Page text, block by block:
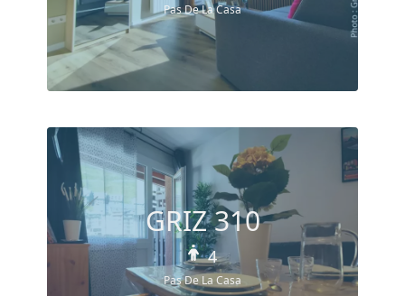
Pas De La Casa
GRIZ 310
4
Pas De La Casa